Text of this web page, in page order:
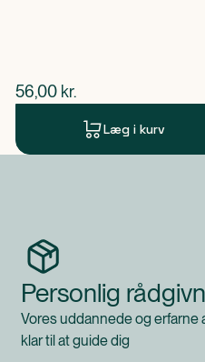
$nuværende pris
56,00 kr.
Læg i kurv
Personlig
Vores uddannede og erfarne
klar til at guide dig